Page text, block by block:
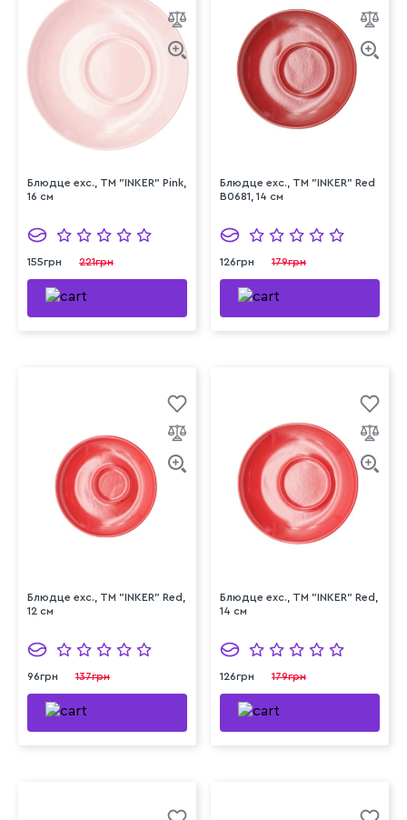
Блюдце exc., ТМ "INKER" Pink,
16 см
155грн 221грн
Блюдце exc., ТМ "INKER" Red
B0681, 14 см
126грн 179грн
Блюдце exc., ТМ "INKER" Red,
12 см
96грн 137грн
Блюдце exc., ТМ "INKER" Red,
14 см
126грн 179грн